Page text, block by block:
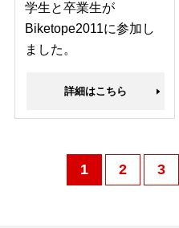
学生と卒業生が
Biketope2011に参加し
ました。
詳細はこちら
1 2 3